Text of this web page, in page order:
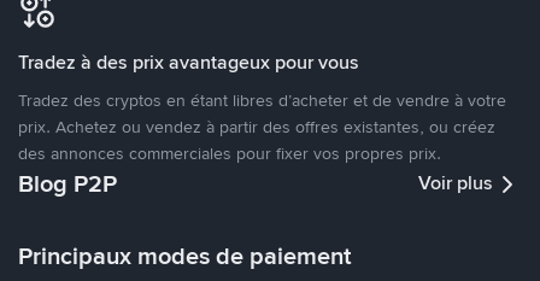
Tradez à des prix avantageux pour vous
Tradez des cryptos en étant libres d’acheter et de vendre à votre
prix. Achetez ou vendez à partir des offres existantes, ou créez
des annonces commerciales pour fixer vos propres prix.
Blog P2P Voir plus
Principaux modes de paiement